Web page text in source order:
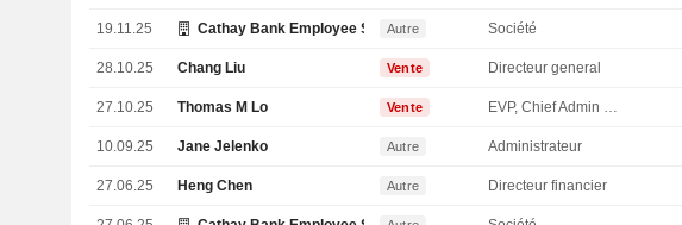
19.11.25 Cathay Bank Employee Stock Ownership Plan
Autre Société
28.10.25 Chang Liu Vente Directeur general
27.10.25 Thomas M Lo Vente EVP, Chief Admin Officer
10.09.25 Jane Jelenko Autre Administrateur
27.06.25 Heng Chen Autre Directeur financier